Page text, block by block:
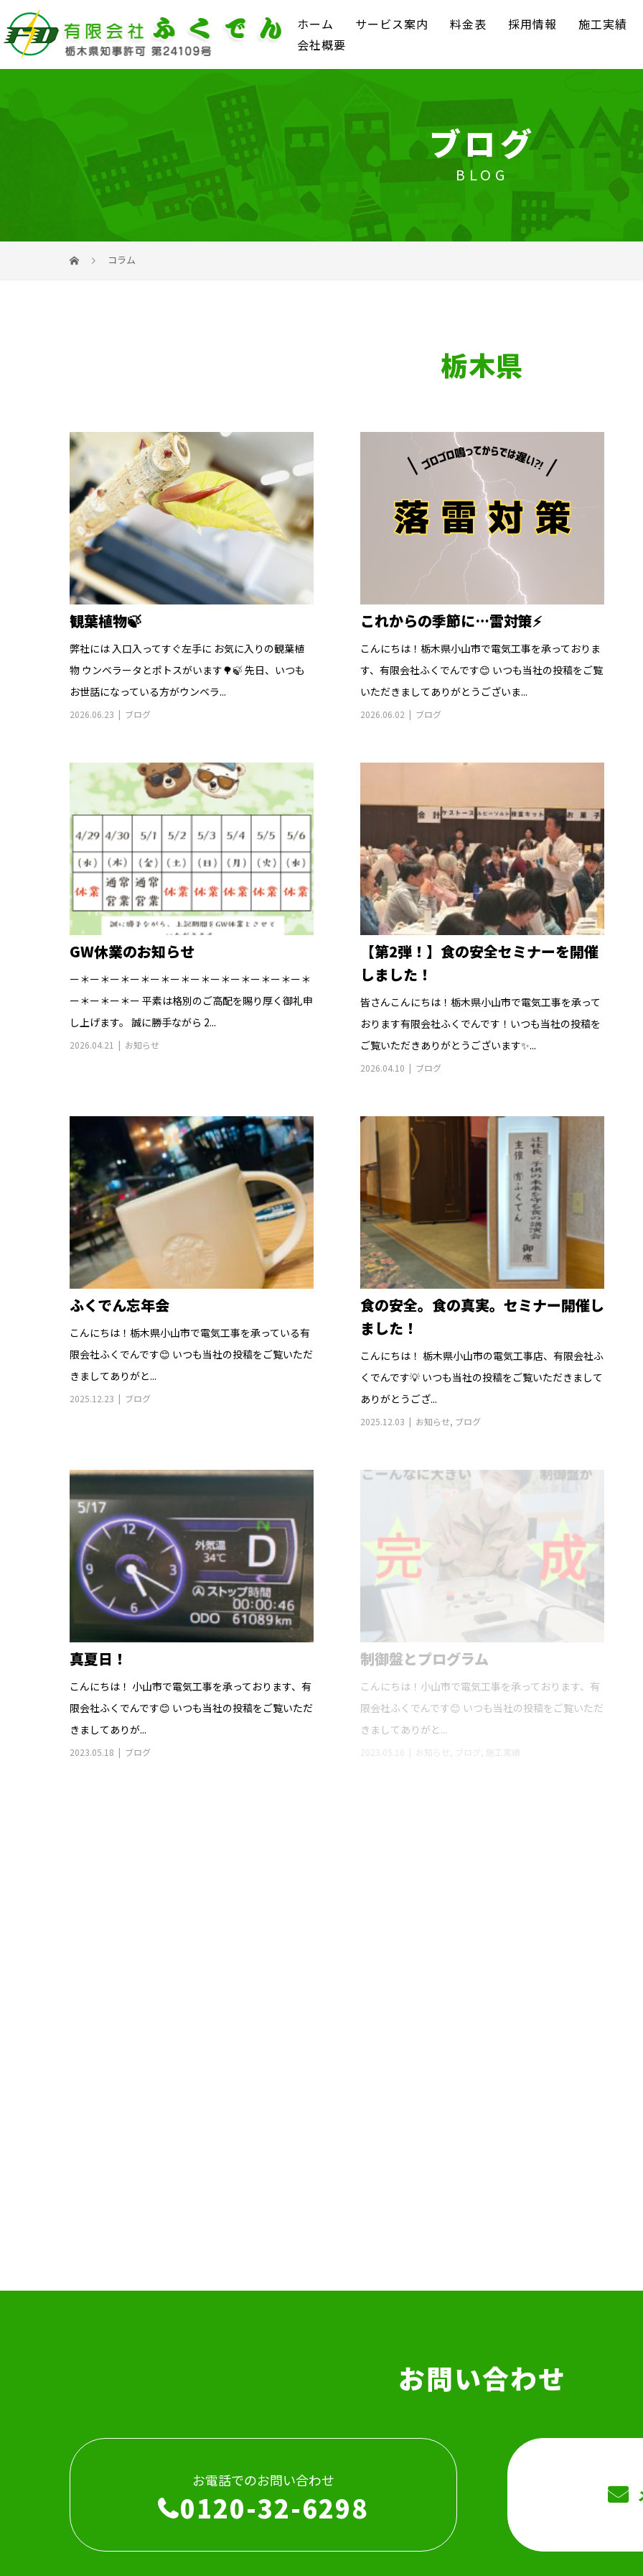
ホーム サービス案内 料金表 採用情報
施工実績
会社概要
ブログ
BLOG
コラム
栃木県
観葉植物🍃
弊社には 入口入ってすぐ左手に お気に入りの観葉植
物 ウンベラータとポトスがいます🌳🍃 先日、いつも
お世話になっている方がウンベラ...
2026.06.23 ブログ
これからの季節に…雷対策⚡
こんにちは！栃木県小山市で電気工事を承っておりま
す、有限会社ふくでんです😊 いつも当社の投稿をご覧
いただきましてありがとうございま...
2026.06.02 ブログ
GW休業のお知らせ
ー＊ー＊ー＊ー＊ー＊ー＊ー＊ー＊ー＊ー＊ー＊ー＊
ー＊ー＊ー＊ー 平素は格別のご高配を賜り厚く御礼申
し上げます。 誠に勝手ながら 2...
2026.04.21 お知らせ
【第2弾！】食の安全セミナーを開催
しました！
皆さんこんにちは！栃木県小山市で電気工事を承って
おります有限会社ふくでんです！いつも当社の投稿を
ご覧いただきありがとうございます✨...
2026.04.10 ブログ
ふくでん忘年会
こんにちは！栃木県小山市で電気工事を承っている有
限会社ふくでんです😊 いつも当社の投稿をご覧いただ
きましてありがと...
2025.12.23 ブログ
食の安全。食の真実。セミナー開催し
ました！
こんにちは！ 栃木県小山市の電気工事店、有限会社ふ
くでんです💡 いつも当社の投稿をご覧いただきまして
ありがとうござ...
2025.12.03 お知らせ, ブログ
真夏日！
こんにちは！ 小山市で電気工事を承っております、有
限会社ふくでんです😊 いつも当社の投稿をご覧いただ
きましてありが...
2023.05.18 ブログ
制御盤とプログラム
こんにちは！小山市で電気工事を承っております、有
限会社ふくでんです😊 いつも当社の投稿をご覧いただ
きましてありがと...
2023.05.16 お知らせ , ブログ , 施工実績
お問い合わせ
お電話でのお問い合わせ
0120-32-6298